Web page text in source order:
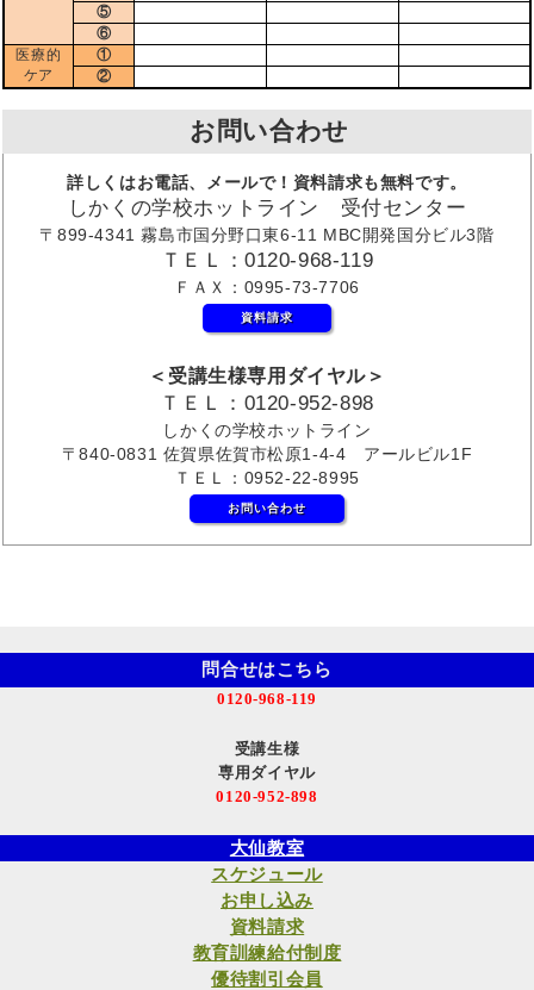
⑤
⑥
医療的
ケア
①
②
お問い合わせ
詳しくはお電話、メールで！資料請求も無料です。
しかくの学校ホットライン 受付センター
〒899-4341 霧島市国分野口東6-11 MBC開発国分ビル3階
ＴＥＬ：0120-968-119
ＦＡＸ：0995-73-7706
資料請求
＜受講生様専用ダイヤル＞
ＴＥＬ：0120-952-898
しかくの学校ホットライン
〒840-0831 佐賀県佐賀市松原1-4-4 アールビル1F
ＴＥＬ：0952-22-8995
お問い合わせ
問合せはこちら
0120-968-119
受講生様
専用ダイヤル
0120-952-898
大仙教室
スケジュール
お申し込み
資料請求
教育訓練給付制度
優待割引会員